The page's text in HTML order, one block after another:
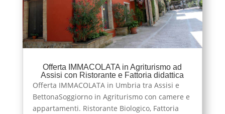
Offerta IMMACOLATA in Agriturismo ad
Assisi con Ristorante e Fattoria didattica
Offerta IMMACOLATA in Umbria tra Assisi e
BettonaSoggiorno in Agriturismo con camere e
appartamenti. Ristorante Biologico, Fattoria